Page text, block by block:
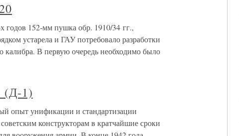
152-мм пушка обр. 1910/34 гг.,
устарела и ГАУ потребовало разработки
калибра. В первую очередь необходимо было
(Д-1)
опыт унификации и стандартизации
конструкторам в кратчайшие сроки